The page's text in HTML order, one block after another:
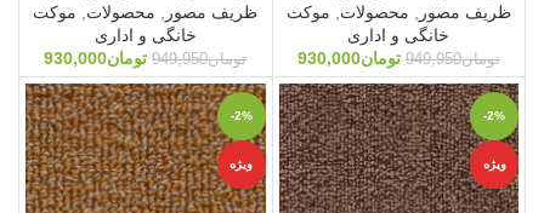
ظریف مصور
محصولات
موکت
خانگی و اداری
تومان949,950 تومان930,000
ظریف مصور
محصولات
موکت
خانگی و اداری
تومان949,950 تومان930,000
-2%
ویژه
-2%
ویژه